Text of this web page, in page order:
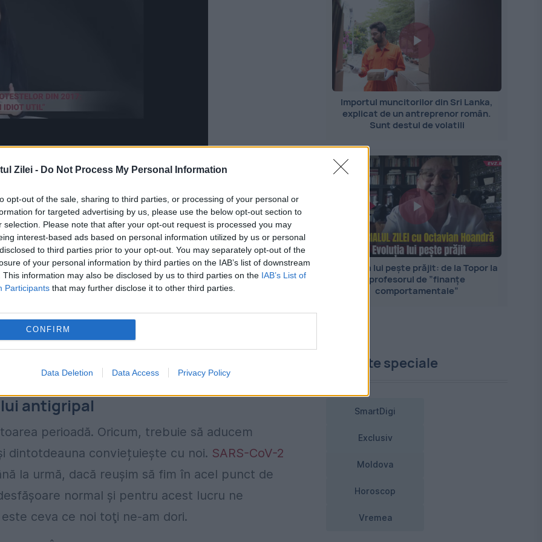
Zilei - Do Not Process My Personal Information
opt-out of the sale, sharing to third parties, or processing of your personal or
for targeted advertising by us, please use the below opt-out section to
selection. Please note that after your opt-out request is processed you may
interest-based ads based on personal information utilized by us or personal
to third parties prior to your opt-out. You may separately opt-out of the
of your personal information by third parties on the IAB’s list of downstream
This information may also be disclosed by us to third parties on the IAB’s List of
Participants that may further disclose it to other third parties.
CONFIRM
Data Deletion Data Access Privacy Policy
vineri, administrareacelei de-a treia doze
celei de-a doua doze,
continue împotrivaCovid-19 ,inclusiv
precum spitalizarea sau decesul”, se arată în
Institutul „Matei Balş”, a explicat în ce
ar putea deveni necesară în fiecare iarnă şi în
antigripal
perioadă. Oricum, trebuie să aducem
dintotdeauna conviețuiește cu noi. SARS-CoV-2
la urmă, dacă reușim să fim în acel punct de
normal şi pentru acest lucru ne
ceva ce noi toţi ne-am dori.
Importul muncitorilor din Sri Lanka,
explicat de un antreprenor român.
Sunt destul de volatili
Evoluția lui pește prăjit: de la Topor la
profesorul de ”finanțe
comportamentale”
Proiecte speciale
SmartDigi
Exclusiv
Moldova
Horoscop
Vremea